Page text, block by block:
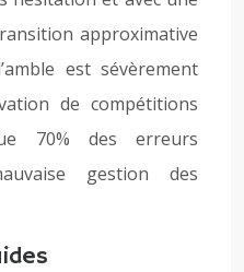
approximative
est sévèrement
de compétitions
70% des erreurs
gestion des